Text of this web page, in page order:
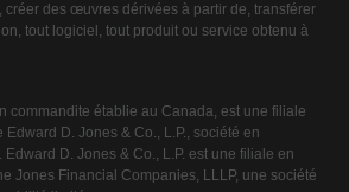
créer des œuvres dérivées à partir de, transférer
tout logiciel, tout produit ou service obtenu à
commandite établie au Canada, est une filiale
D. Jones & Co., L.P., société en
D. Jones & Co., L.P. est une filiale en
Jones Financial Companies, LLLP, une société